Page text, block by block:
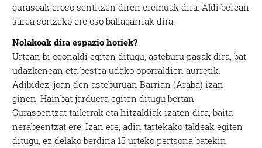
gurasoak eroso sentitzen diren eremuak dira. Aldi berean
sarea sortzeko ere oso baliagarriak dira.
Nolakoak dira espazio horiek?
Urtean bi egonaldi egiten ditugu, asteburu pasak dira, bat
udazkenean eta bestea udako oporraldien aurretik.
Adibidez, joan den asteburuan Barrian (Araba) izan
ginen. Hainbat jarduera egiten ditugu bertan.
Gurasoentzat tailerrak eta hitzaldiak izaten dira, baita
nerabeentzat ere. Izan ere, adin tartekako taldeak egiten
ditugu, ez delako berdina 15 urteko pertsona batekin